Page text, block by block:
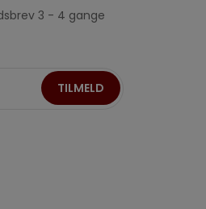
3 - 4 gange
TILMELD